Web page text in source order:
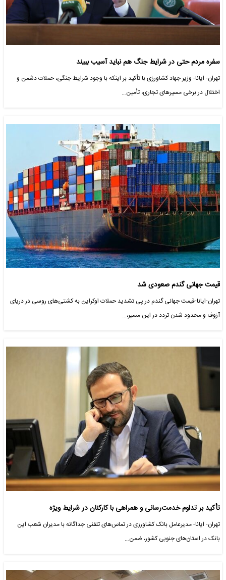
سفره مردم حتی در شرایط جنگ هم نباید آسیب ببیند
تهران- ایانا- وزیر جهاد کشاورزی با تأکید بر اینکه با وجود شرایط جنگی، حملات دشمن و
اختلال در برخی مسیرهای تجاری، تأمین…
قیمت جهانی گندم صعودی شد
تهران-ایانا-قیمت جهانی گندم در پی تشدید حملات اوکراین به کشتی‌های روسی در دریای
آزوف و محدود شدن تردد در این مسیر،…
تأکید بر تداوم خدمت‌رسانی و همراهی با کارکنان در شرایط ویژه
تهران- ایانا- مدیرعامل بانک کشاورزی در تماس‌های تلفنی جداگانه با مدیران شعب این
بانک در استان‌های جنوبی کشور، ضمن…